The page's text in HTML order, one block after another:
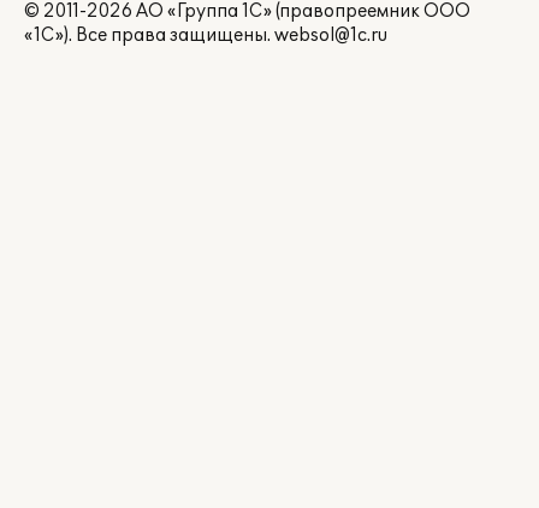
© 2011-2026 АО «Группа 1С» (правопреемник ООО
«1С»). Все права защищены. websol@1c.ru